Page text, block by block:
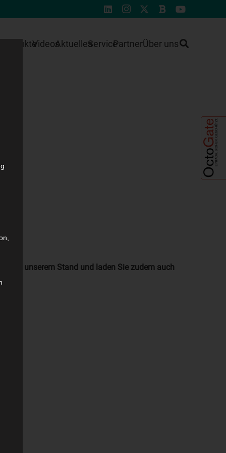
ProdukteVideosAktuellesServicePartnerÜber uns
an unserem Stand und laden Sie zudem auch